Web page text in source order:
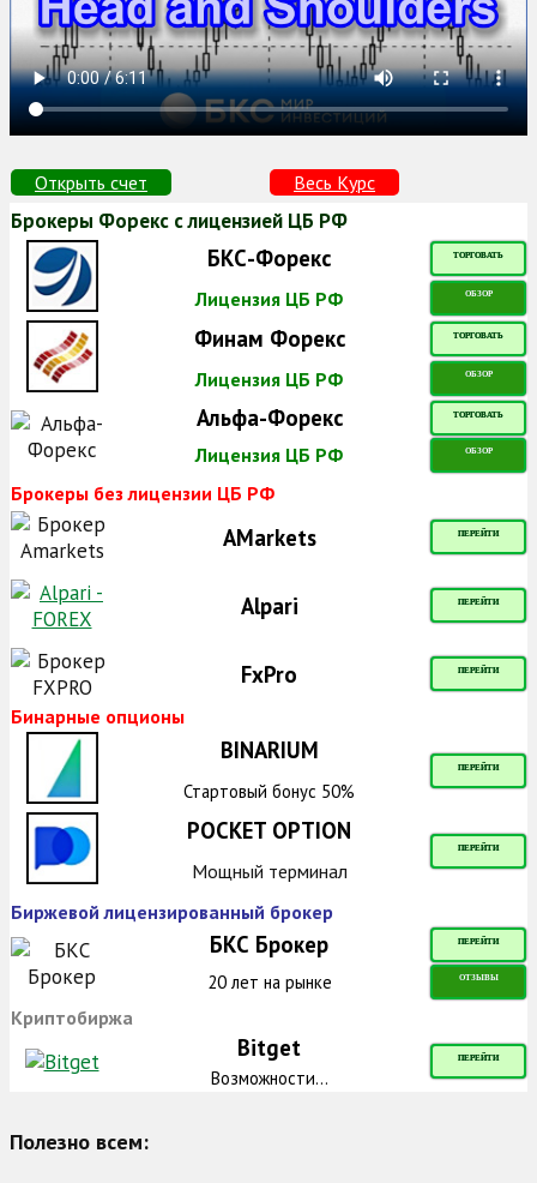
Открыть счет Весь Курс
Брокеры Форекс с лицензией ЦБ РФ
БКС-Форекс ТОРГОВАТЬ
Лицензия ЦБ РФ ОБЗОР
Финам Форекс ТОРГОВАТЬ
Лицензия ЦБ РФ ОБЗОР
Альфа-Форекс ТОРГОВАТЬ
Лицензия ЦБ РФ ОБЗОР
Брокеры без лицензии ЦБ РФ
AMarkets ПЕРЕЙТИ
Alpari ПЕРЕЙТИ
FxPro ПЕРЕЙТИ
Бинарные опционы
BINARIUM
ПЕРЕЙТИ
Стартовый бонус 50%
POCKET OPTION
ПЕРЕЙТИ
Мощный терминал
Биржевой лицензированный брокер
БКС Брокер ПЕРЕЙТИ
20 лет на рынке ОТЗЫВЫ
Криптобиржа
Bitget ПЕРЕЙТИ
Возможности...
Полезно всем: